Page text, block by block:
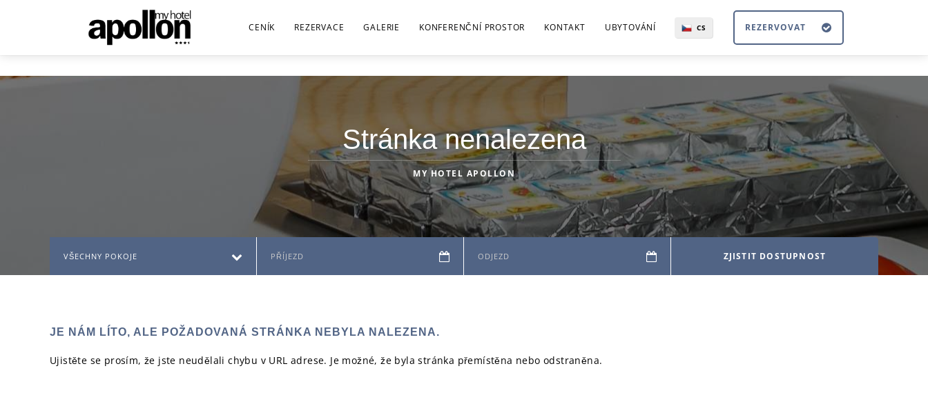
CENÍK REZERVACE GALERIE KONFERENČNÍ PROSTOR KONTAKT UBYTOVÁNÍ CS
ES
REZERVOVAT
Stránka nenalezena
MY HOTEL APOLLON
VŠECHNY POKOJE ZJISTIT DOSTUPNOST
JE NÁM LÍTO, ALE POŽADOVANÁ STRÁNKA NEBYLA NALEZENA.
Ujistěte se prosím, že jste neudělali chybu v URL adrese. Je možné, že byla stránka přemístěna nebo odstraněna.